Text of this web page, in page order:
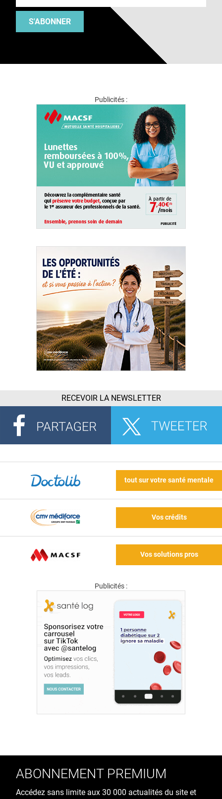
S'ABONNER
Publicités :
RECEVOIR LA NEWSLETTER
tout sur votre santé mentale
Vos crédits
Vos solutions pros
Publicités :
ABONNEMENT PREMIUM
Accédez sans limite aux 30 000 actualités du site et